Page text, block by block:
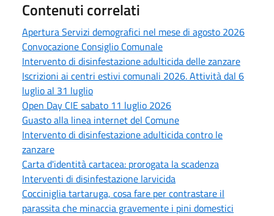
Contenuti correlati
Apertura Servizi demografici nel mese di agosto 2026
Convocazione Consiglio Comunale
Intervento di disinfestazione adulticida delle zanzare
Iscrizioni ai centri estivi comunali 2026. Attività dal 6
luglio al 31 luglio
Open Day CIE sabato 11 luglio 2026
Guasto alla linea internet del Comune
Intervento di disinfestazione adulticida contro le
zanzare
Carta d'identità cartacea: prorogata la scadenza
Interventi di disinfestazione larvicida
Cocciniglia tartaruga, cosa fare per contrastare il
parassita che minaccia gravemente i pini domestici